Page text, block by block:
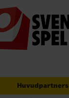
Huvudpartners